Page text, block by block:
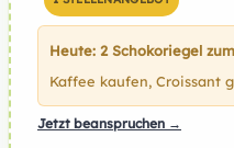
Heute: 2 Schokoriegel
Kaffee kaufen, Croissant
Jetzt beanspruchen →